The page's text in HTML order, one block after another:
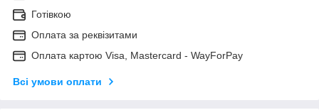
Готівкою
Оплата за реквізитами
Оплата картою Visa, Mastercard - WayForPay
Всі умови оплати